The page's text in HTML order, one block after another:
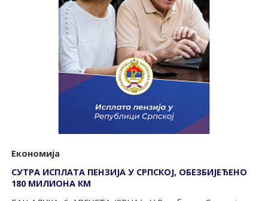
Економија
СУТРА ИСПЛАТА ПЕНЗИЈА У СРПСКОЈ, ОБЕЗБИЈЕЂЕНО
180 МИЛИОНА КМ